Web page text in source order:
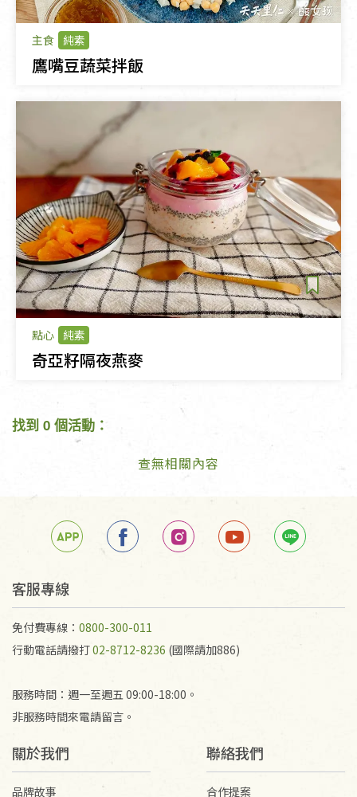
主食 純素
鷹嘴豆蔬菜拌飯
點心 純素
奇亞籽隔夜燕麥
找到 0 個活動：
查無相關內容
客服專線
免付費專線： 0800-300-011
行動電話請撥打02-8712-8236 (國際請加886)
服務時間：週一至週五 09:00-18:00。
非服務時間來電請留言。
關於我們
品牌故事
聯絡我們
合作提案